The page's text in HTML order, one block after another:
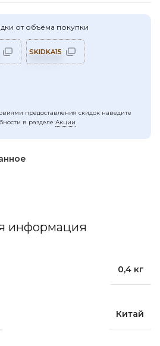
от объёма покупки
SKIDKA15
предоставления скидок наведите
в разделе Акции
информация
0,4 кг
Китай